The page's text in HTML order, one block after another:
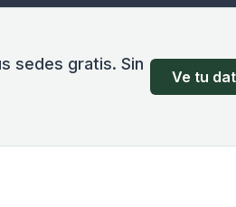
sedes gratis. Sin
Ve tu